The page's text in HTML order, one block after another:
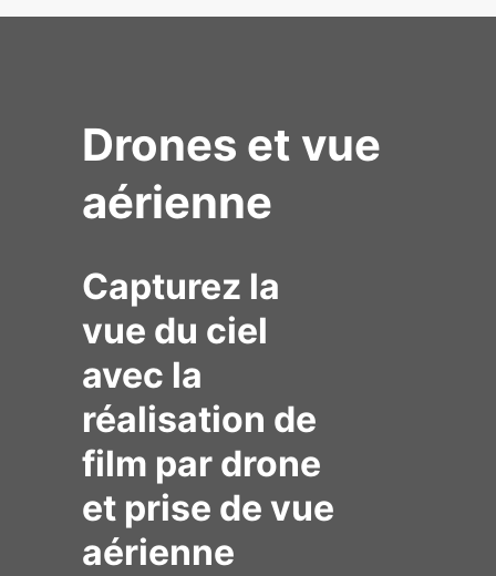
Drones et vue
aérienne
Capturez la
vue du ciel
avec la
réalisation de
film par drone
et prise de vue
aérienne